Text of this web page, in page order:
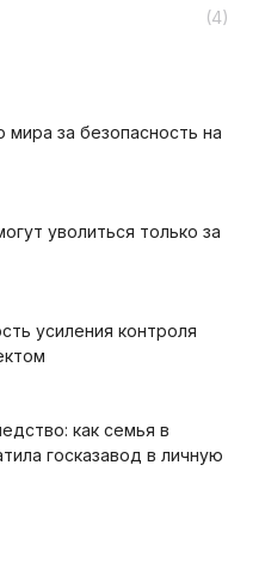
(4)
за безопасность на
уволиться только за
усиления контроля
как семья в
госказавод в личную